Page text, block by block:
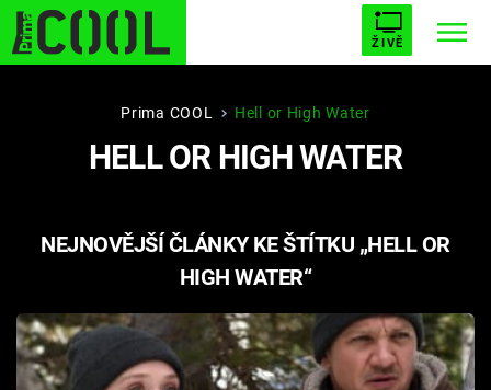
ŽIVĚ
STARHOUSE BUFFY, PŘEMOŽITELKA UPÍRŮ
PLNEJ KOTEL AVENGERS 5
Filmy
Prima COOL Hell or High Water
HELL OR HIGH WATER
NEJNOVĚJŠÍ ČLÁNKY KE ŠTÍTKU „HELL OR
HIGH WATER“